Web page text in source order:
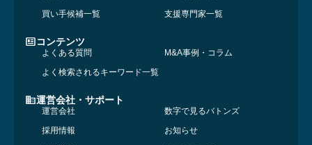
買い手候補一覧
支援専門家一覧
コンテンツ
よくある質問
M&A事例・コラム
よく検索されるキーワード一覧
運営会社・サポート
運営会社
数字で見るバトンズ
採用情報
お知らせ